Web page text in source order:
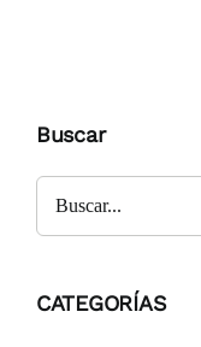
Buscar
Buscar
CATEGORÍAS